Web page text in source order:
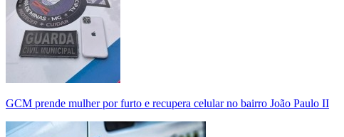
GCM prende mulher por furto e recupera celular no bairro João Paulo II